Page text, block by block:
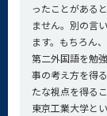
ったことがある
ません。別の言
ます。もちろん
第二外国語を勉
事の考え方を得
たな視点を得る
東京工業大学と